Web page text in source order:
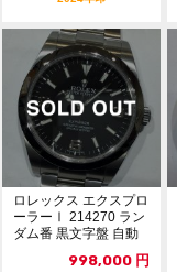
ロレックス エクスプロ
ーラーⅠ 214270 ラン
ダム番 黒文字盤 自動
998,000 円